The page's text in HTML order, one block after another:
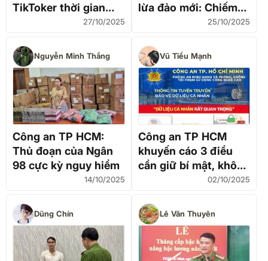
TikToker thời gian
27/10/2025
lừa đảo mới: Chiếm
quyền điện thoại, lấy
khoản ngân hàng
25/10/2025
Nguyễn Minh Thắng
Công an TP HCM:
Thủ đoạn của Ngân
98 cực kỳ nguy hiểm
14/10/2025
Vũ Tiểu Mạnh
Công an TP HCM
khuyến cáo 3 điều
cần giữ bí mật, không
nên công khai trên
02/10/2025
Dũng Chín Lê Văn Thuyên